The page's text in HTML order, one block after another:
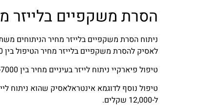
הסרת משקפיים בלייזר
ניתוח הסרת משקפיים בלייזר מחיר הניתוחים
לאסיק להסרת משקפיים בלייזר מחיר הטיפול בין 8,000 -12,000 שקלים כאשר ישנה הנחה של 10%.
טיפול פיארקיי ניתוח לייזר בעיניים מחיר בין 7000- 11,000 שקלים.
ל-12,000 שקלים.